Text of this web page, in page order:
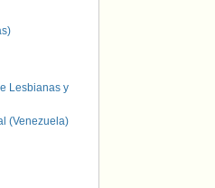
Lesbianas y
(Venezuela)